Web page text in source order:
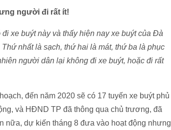
người đi rất ít!
xe buýt này và thấy hiện nay xe buýt của Đà
nhất là sạch, thứ hai là mát, thứ ba là phục
người dân lại không đi xe buýt, hoặc đi rất
đến năm 2020 sẽ có 17 tuyến xe buýt phủ
và HĐND TP đã thông qua chủ trương, đã
nữa, dự kiến tháng 8 đưa vào hoạt động nhưng